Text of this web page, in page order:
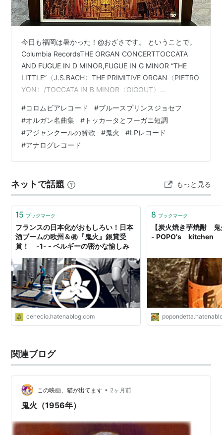
今日も福岡は暑かった！@おざさです。 ということで。
Columbia RecordsTHE ORGAN CONCERTTOCCATA
AND FUGUE IN D MINOR,FUGUE IN G MINOR “THE
LITTLE”〈J.S.BACH〉THE PRIMITIVE ORGAN〈PIETRO
YON〉/TOCCATA IN B MINOR〈GIGOUT〉
CHACONNE〈BUXTEHUDE〉/THE AGINCOURT
HYMN〈DUNSTABLE〉WILLO’THE
WISP〈NEVIN〉/TOCCATA FROM THE FIFTH SY…
#コロムビアレコード #ブルースプリンスジョセフ
#オルガン名曲集 # トッカータとフーガニ短調
#アジャンクールの賛歌 #鬼火 #LPレコード
#アナログレコード
ネットで話題 もっと見る
15 ブックマーク
フランスの日本化がおもしろい！日本
酒ブームの欧州＆㊗『鬼火』銀賞受
賞！ -1- - ベルギーの密かな愉しみ
cenecio.hatenablog.com
8 ブックマーク
【炭火焼き芋焼酎
- POPO's kitchen
関連ブログ
この映画、猫が出てます • 2ヶ月前
鬼火（1956年）